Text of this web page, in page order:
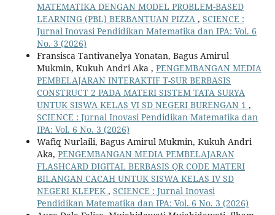
MATEMATIKA DENGAN MODEL PROBLEM-BASED
LEARNING (PBL) BERBANTUAN PIZZA , SCIENCE :
Jurnal Inovasi Pendidikan Matematika dan IPA: Vol. 6
No. 3 (2026)
Fransisca Tantivanelya Yonatan, Bagus Amirul
Mukmin, Kukuh Andri Aka , PENGEMBANGAN MEDIA
PEMBELAJARAN INTERAKTIF T-SUR BERBASIS
CONSTRUCT 2 PADA MATERI SISTEM TATA SURYA
UNTUK SISWA KELAS VI SD NEGERI BURENGAN 1 ,
SCIENCE : Jurnal Inovasi Pendidikan Matematika dan
IPA: Vol. 6 No. 3 (2026)
Wafiq Nurlaili, Bagus Amirul Mukmin, Kukuh Andri
Aka, PENGEMBANGAN MEDIA PEMBELAJARAN
FLASHCARD DIGITAL BERBASIS QR CODE MATERI
BILANGAN CACAH UNTUK SISWA KELAS IV SD
NEGERI KLEPEK , SCIENCE : Jurnal Inovasi
Pendidikan Matematika dan IPA: Vol. 6 No. 3 (2026)